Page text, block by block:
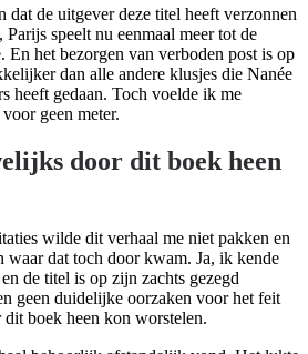
dat de uitgever deze titel heeft verzonnen
speelt nu eenmaal meer tot de
En het bezorgen van verboden post is op
dan alle andere klusjes die Nanée
heeft gedaan. Toch voelde ik me
geen meter.
door dit boek heen
wilde dit verhaal me niet pakken en
waar dat toch door kwam. Ja, ik kende
de titel is op zijn zachts gezegd
geen duidelijke oorzaken voor het feit
boek heen kon worstelen.